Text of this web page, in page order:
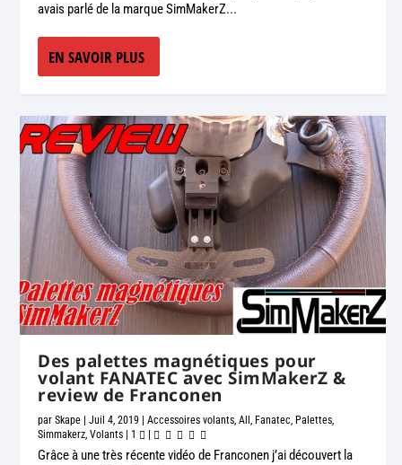
avais parlé de la marque SimMakerZ...
EN SAVOIR PLUS
Des palettes magnétiques pour
volant FANATEC avec SimMakerZ &
review de Franconen
parSkape |Juil 4, 2019 |Accessoires volants,All, Fanatec, Palettes,
Simmakerz,Volants 1
Grâce à une très récente vidéo de Franconen j’ai découvert la